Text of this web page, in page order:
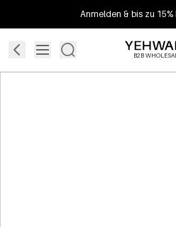
Anmelden & bis zu 15%
B2B